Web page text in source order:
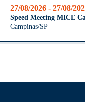
27/08/2026 - 27/08/
Speed Meeting MICE
Campinas/SP